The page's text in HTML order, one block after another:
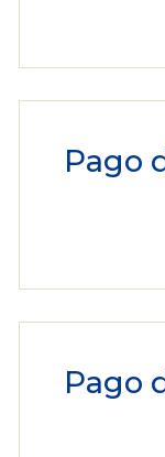
Pago
Pago